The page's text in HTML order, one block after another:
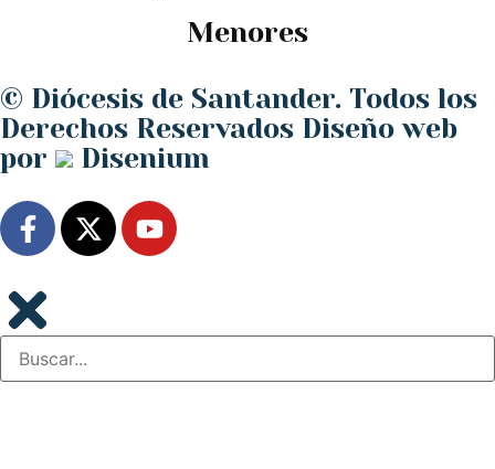
Menores
© Diócesis de Santander. Todos los
Derechos Reservados Diseño web
por
Disenium